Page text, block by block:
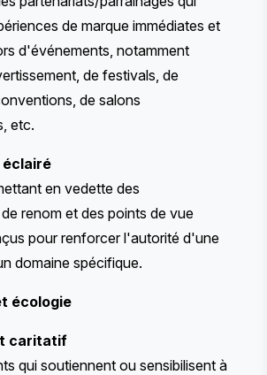
de marque immédiates et
d'événements, notamment
de festivals, de
de salons
etc.
éclairé
en vedette des
renom et des points de vue
pour renforcer l'autorité d'une
domaine spécifique.
écologie
caritatif
qui soutiennent ou sensibilisent à